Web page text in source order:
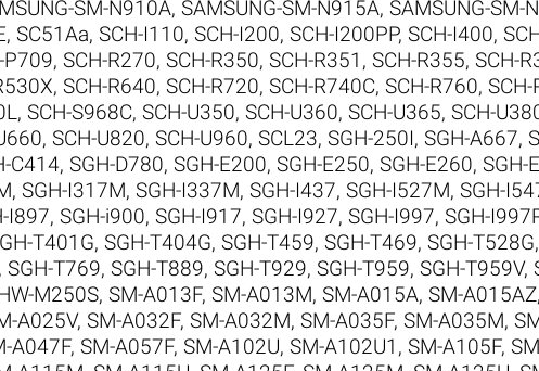
SM-N910A, SAMSUNG-SM-N915A, SAMSUNG-SM-
, SC51Aa, SCH-I110, SCH-I200, SCH-I200PP, SCH-I400,
P709, SCH-R270, SCH-R350, SCH-R351 , SCH-R355, SCH-
, SCH-R640, SCH-R720, SCH-R740C, SCH-R760,
, SCH-S968C, SCH-U350, SCH-U360, SCH-U365, SCH-
, SCH-U820, SCH-U960, SCL23, SGH-250I, SGH-A667,
C414, SGH-D780, SGH-E200, SGH-E250, SGH-E260, SGH-
, SGH-I317M, SGH-I337M, SGH-I437, SGH-I527M, SGH-
I897, SGH-i900, SGH-I917, SGH-I927, SGH-I997, SGH-
T401G, SGH-T404G, SGH-T459, SGH-T469, SGH-T528G,
, SGH-T769, SGH-T889, SGH-T929, SGH-T959, SGH-T959V,
M250S, SM-A013F, SM-A013M, SM-A015A, SM-A015AZ,
A025V, SM-A032F, SM-A032M, SM-A035F, SM-A035M,
A047F, SM-A057F, SM-A102U, SM-A102U1 , SM-A105F,